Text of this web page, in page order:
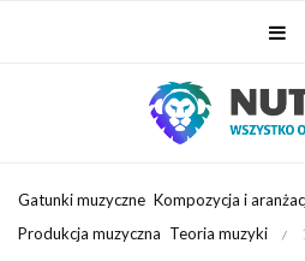
Gatunki muzyczne Kompozycja i
Produkcja muzyczna Teoria muzyki /